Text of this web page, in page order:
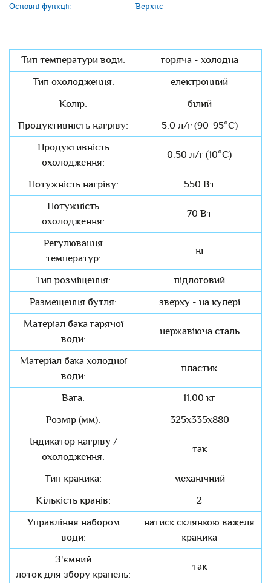
Основні функції:
Верхнє
Тип температури води:
горяча - холодна
Тип охолодження:
електронний
Колір:
білий
Продуктивність нагріву:
5.0 л/г (90-95°C)
Продуктивність
охолодження:
0.50 л/г (10°C)
Потужність нагріву:
550 Вт
Потужність
охолодження:
70 Вт
Регулювання
температур:
ні
Тип розміщення:
підлоговий
Размещення бутля:
зверху - на кулері
Матеріал бака гарячої
води:
нержавіюча сталь
Матеріал бака холодної
води:
пластик
Вага:
11.00 кг
Розмір (мм):
325х335х880
Індикатор нагріву /
охолодження:
так
Тип краника:
механічний
Кількість кранів:
2
Управління набором
води:
натиск склянкою важеля
краника
З'ємний
лоток для збору крапель:
так